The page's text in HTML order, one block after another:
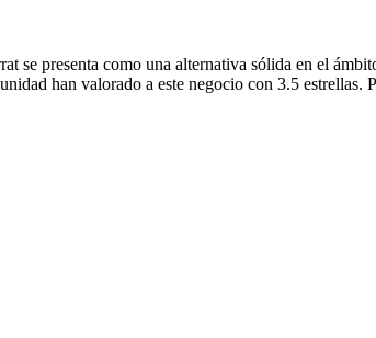
presenta como una alternativa sólida en el
han valorado a este negocio con 3.5 estrellas.